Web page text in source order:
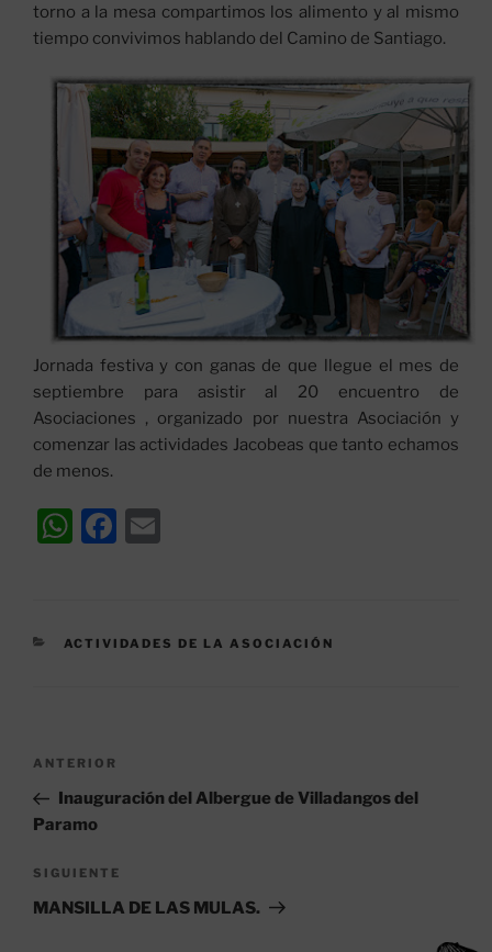
torno a la mesa compartimos los alimento y al mismo
tiempo convivimos hablando del Camino de Santiago.
Jornada festiva y con ganas de que llegue el mes de
septiembre para asistir al 20 encuentro de
Asociaciones , organizado por nuestra Asociación y
comenzar las actividades Jacobeas que tanto echamos
de menos.
W
s
F
e
l
CATEGORÍAS
ACTIVIDADES DE LA ASOCIACIÓN
entradas
Entrada
anterior:
ANTERIOR
Inauguración del Albergue de Villadangos del
Paramo
Siguiente
entrada
SIGUIENTE
MANSILLA DE LAS MULAS.